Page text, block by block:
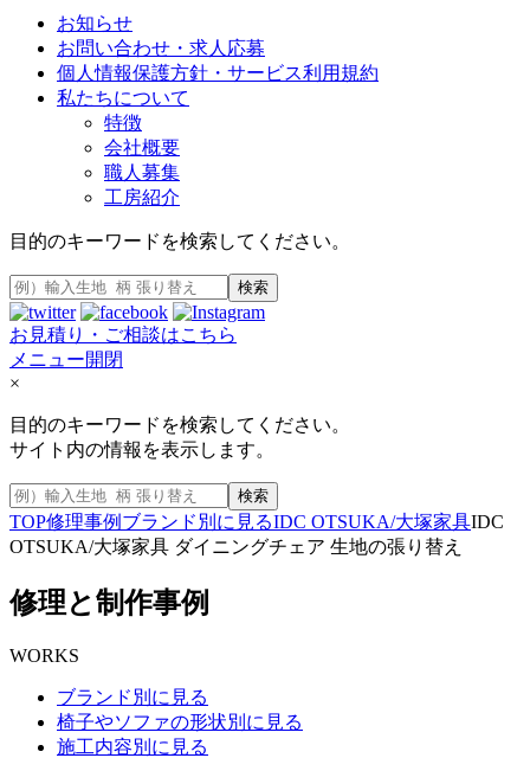
お知らせ
お問い合わせ・求人応募
個人情報保護方針・サービス利用規約
私たちについて
特徴
会社概要
職人募集
工房紹介
目的のキーワードを検索してください。
検索
お見積り・ご相談はこちら
メニュー開閉
×
目的のキーワードを検索してください。
サイト内の情報を表示します。
検索
TOP修理事例 ブランド別に見るIDC OTSUKA/大塚家具IDC
OTSUKA/大塚家具 ダイニングチェア 生地の張り替え
修理と制作事例
WORKS
ブランド別に見る
椅子やソファの形状別に見る
施工内容別に見る